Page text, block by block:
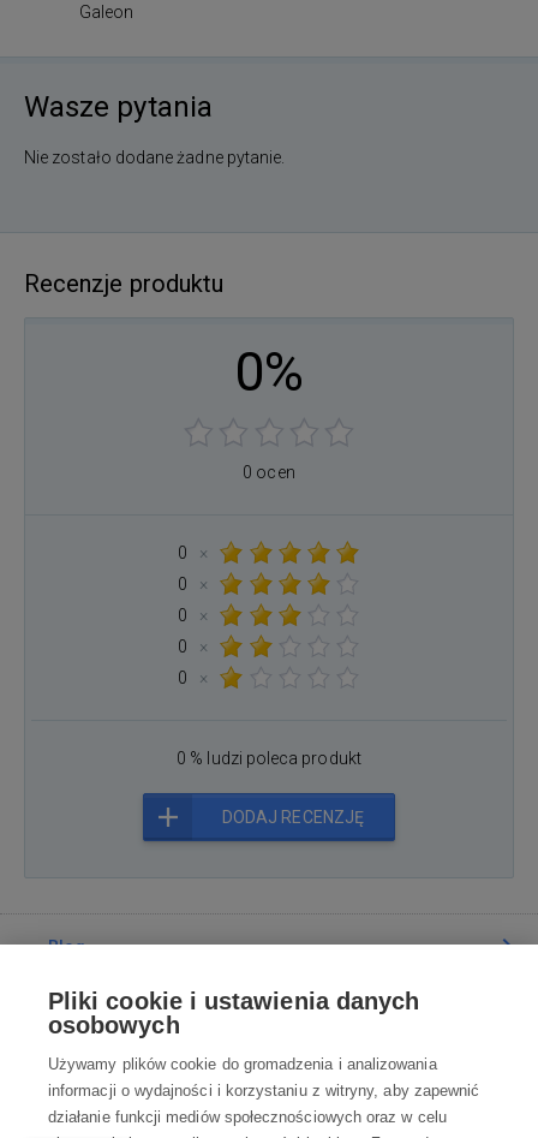
Galeon
Wasze pytania
Nie zostało dodane żadne pytanie.
Recenzje produktu
0%
0 ocen
0
×
0
×
0
×
0
×
0
×
0 % ludzi poleca produkt
DODAJ RECENZJĘ
Blog
Poradnia
Wszystko o zakupach
Pliki cookie i ustawienia danych
osobowych
Używamy plików cookie do gromadzenia i analizowania
informacji o wydajności i korzystaniu z witryny, aby zapewnić
działanie funkcji mediów społecznościowych oraz w celu